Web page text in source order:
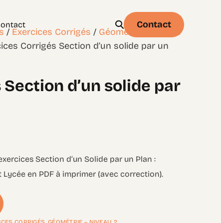
Physique Statistique & probabilités – Niveau 1
Contact
/ Exercices Corrigés / Géométrie – Niveau
Corrigés Section d’un solide par un
d’un solide par
Section d’un Solide par un Plan :
en PDF à imprimer (avec correction).